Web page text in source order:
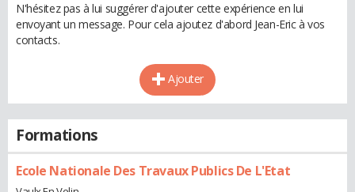
N'hésitez pas à lui suggérer d'ajouter cette expérience en lui
envoyant un message. Pour cela ajoutez d'abord Jean-Eric à vos
contacts.
Ajouter
Formations
Ecole Nationale Des Travaux Publics De L'Etat